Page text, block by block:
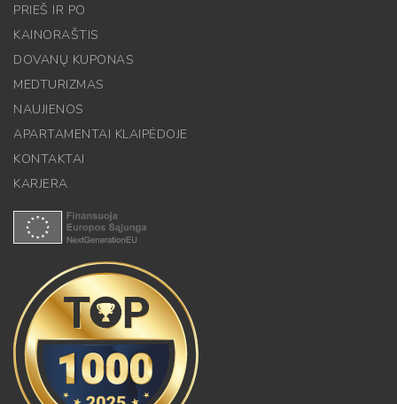
PRIEŠ IR PO
KAINORAŠTIS
DOVANŲ KUPONAS
MEDTURIZMAS
NAUJIENOS
APARTAMENTAI KLAIPĖDOJE
KONTAKTAI
KARJERA